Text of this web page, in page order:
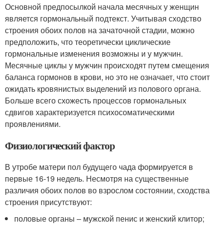
Основной предпосылкой начала месячных у женщин
является гормональный подтекст. Учитывая сходство
строения обоих полов на зачаточной стадии, можно
предположить, что теоретически циклические
гормональные изменения возможны и у мужчин.
Месячные циклы у мужчин происходят путем смещения
баланса гормонов в крови, но это не означает, что стоит
ожидать кровянистых выделений из полового органа.
Больше всего схожесть процессов гормональных
сдвигов характеризуется психосоматическими
проявлениями.
Физиологический фактор
В утробе матери пол будущего чада формируется в
первые 16-19 недель. Несмотря на существенные
различия обоих полов во взрослом состоянии, сходства
строения присутствуют:
половые органы – мужской пенис и женский клитор;